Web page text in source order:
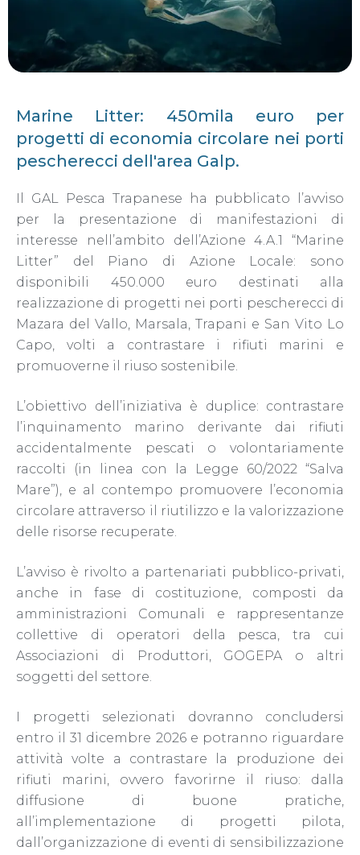
Marine Litter: 450mila euro per
progetti di economia circolare nei porti
pescherecci dell'area Galp.
Il GAL Pesca Trapanese ha pubblicato l’avviso
per la presentazione di manifestazioni di
interesse nell’ambito dell’Azione 4.A.1 “Marine
Litter” del Piano di Azione Locale: sono
disponibili 450.000 euro destinati alla
realizzazione di progetti nei porti pescherecci di
Mazara del Vallo, Marsala, Trapani e San Vito Lo
Capo, volti a contrastare i rifiuti marini e
promuoverne il riuso sostenibile.
L’obiettivo dell’iniziativa è duplice: contrastare
l’inquinamento marino derivante dai rifiuti
accidentalmente pescati o volontariamente
raccolti (in linea con la Legge 60/2022 “Salva
Mare”), e al contempo promuovere l’economia
circolare attraverso il riutilizzo e la valorizzazione
delle risorse recuperate.
L’avviso è rivolto a partenariati pubblico-privati,
anche in fase di costituzione, composti da
amministrazioni Comunali e rappresentanze
collettive di operatori della pesca, tra cui
Associazioni di Produttori, GOGEPA o altri
soggetti del settore.
I progetti selezionati dovranno concludersi
entro il 31 dicembre 2026 e potranno riguardare
attività volte a contrastare la produzione dei
rifiuti marini, ovvero favorirne il riuso: dalla
diffusione di buone pratiche,
all’implementazione di progetti pilota,
dall’organizzazione di eventi di sensibilizzazione